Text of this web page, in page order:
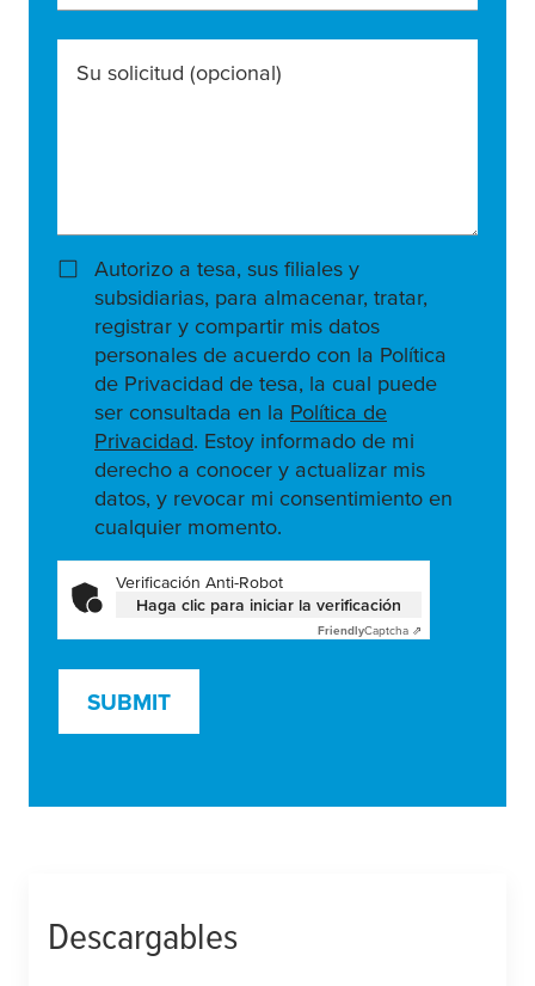
Su solicitud (opcional)
Autorizo a tesa, sus filiales y
subsidiarias, para almacenar, tratar,
registrar y compartir mis datos
personales de acuerdo con la Política
de Privacidad de tesa, la cual puede
ser consultada en la Política de
Privacidad. Estoy informado de mi
derecho a conocer y actualizar mis
datos, y revocar mi consentimiento en
cualquier momento.
Verificación Anti-Robot
Haga clic para iniciar la verificación
FriendlyCaptcha ⇗
SUBMIT
Descargables